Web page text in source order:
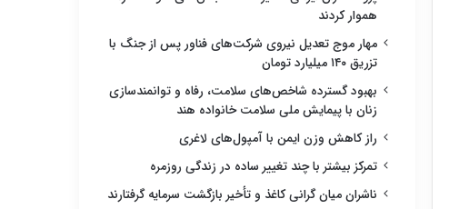
هموار کردند
مهار موج تعدیل نیروی شرکت‌های فناور پس از جنگ با
تزریق ۱۴۰ میلیارد تومان
بهبود گسترده شاخص‌های سلامت، رفاه و توانمندسازی
زنان با پیمایش ملی سلامت خانواده هند
راز کاهش وزن ایمن با آمپول‌های لاغری
تمرکز بیشتر با چند تغییر ساده در زندگی روزمره
ناشران میان گرانی کاغذ و تأخیر بازگشت سرمایه گرفتارند